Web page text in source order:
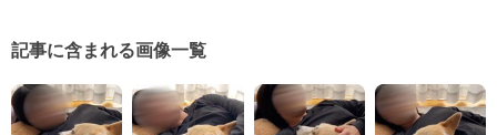
記事に含まれる画像一覧